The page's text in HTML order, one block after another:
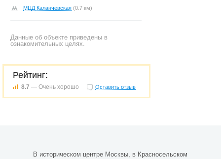
МЦД Каланчевская (0.7 км)
Данные об объекте приведены в
ознакомительных целях.
Рейтинг:
8.7 — Очень хорошо Оставить отзыв
В историческом центре Москвы, в Красносельском